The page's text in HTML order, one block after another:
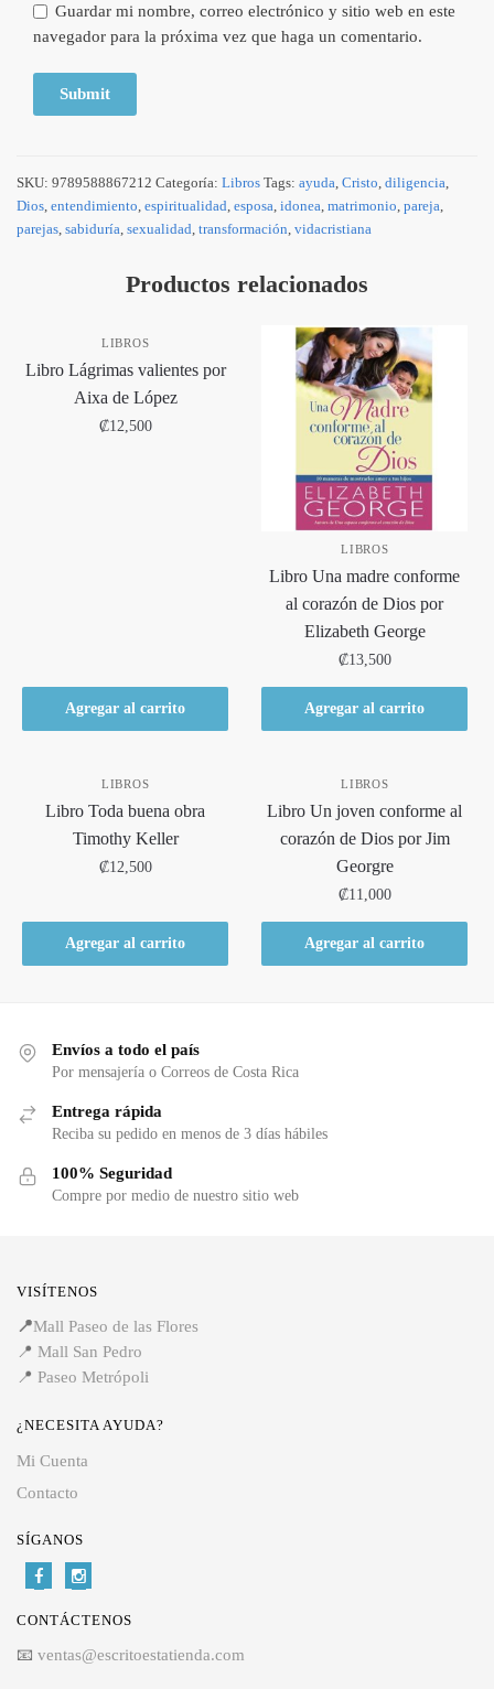
Guardar mi nombre, correo electrónico y sitio web en este
navegador para la próxima vez que haga un comentario.
SKU: 9789588867212 Categoría: Libros Tags: ayuda, Cristo, diligencia,
Dios, entendimiento, espiritualidad, esposa, idonea, matrimonio, pareja,
parejas, sabiduría, sexualidad, transformación, vidacristiana
Productos relacionados
LIBROS
Libro Lágrimas valientes por
Aixa de López
₡12,500
Agregar al carrito
LIBROS
Libro Una madre conforme
al corazón de Dios por
Elizabeth George
₡13,500
Agregar al carrito
LIBROS
Libro Toda buena obra
Timothy Keller
₡12,500
Agregar al carrito
LIBROS
Libro Un joven conforme al
corazón de Dios por Jim
Georgre
₡11,000
Agregar al carrito
Envíos a todo el país
Por mensajería o Correos de Costa Rica
Entrega rápida
Reciba su pedido en menos de 3 días hábiles
100% Seguridad
Compre por medio de nuestro sitio web
VISÍTENOS
📍Mall Paseo de las Flores
📍 Mall San Pedro
📍 Paseo Metrópoli
¿NECESITA AYUDA?
Mi Cuenta
Contacto
SÍGANOS
CONTÁCTENOS
📧 ventas@escritoestatienda.com